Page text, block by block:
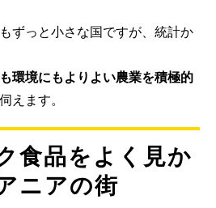
ずっと小さな国ですが、統計か
環境にもよりよい農業を積極的
えます。
食品をよく見か
ニアの街